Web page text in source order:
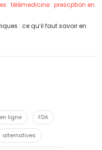
télémedicine prescption en
: ce qu’il faut savoir en
ligne FDA
alternatives